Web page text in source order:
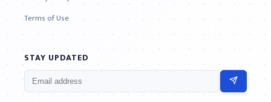
Terms of Use
STAY UPDATED